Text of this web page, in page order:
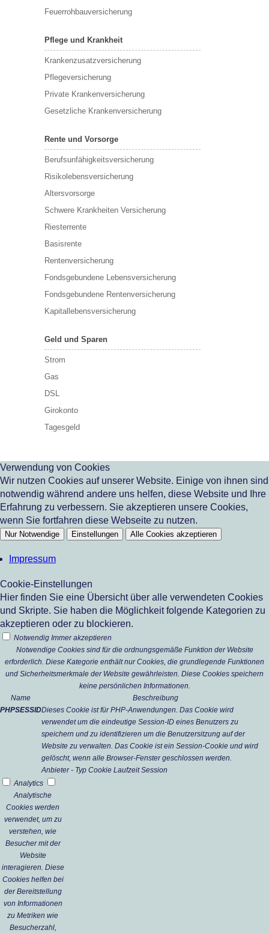
Feuerrohbauversicherung
Pflege und Krankheit
Krankenzusatzversicherung
Pflegeversicherung
Private Krankenversicherung
Gesetzliche Krankenversicherung
Rente und Vorsorge
Berufs­unfähigkeitsversicherung
Risikolebensversicherung
Altersvorsorge
Schwere Krankheiten Versicherung
Riesterrente
Basisrente
Rentenversicherung
Fondsgebundene Lebensversicherung
Fondsgebundene Rentenversicherung
Kapitallebensversicherung
Geld und Sparen
Strom
Gas
DSL
Girokonto
Tagesgeld
Verwendung von Cookies
Wir nutzen Cookies auf unserer Website. Einige von ihnen sind
notwendig während andere uns helfen, diese Website und Ihre
Erfahrung zu verbessern. Sie akzeptieren unsere Cookies,
wenn Sie fortfahren diese Webseite zu nutzen.
Nur Notwendige Einstellungen Alle Cookies akzeptieren
Impressum
Cookie-Einstellungen
Hier finden Sie eine Übersicht über alle verwendeten Cookies
und Skripte. Sie haben die Möglichkeit folgende Kategorien zu
akzeptieren oder zu blockieren.
Notwendig Immer akzeptieren
Notwendige Cookies sind für die ordnungsgemäße Funktion der Website
erforderlich. Diese Kategorie enthält nur Cookies, die grundlegende Funktionen
und Sicherheitsmerkmale der Website gewährleisten. Diese Cookies speichern
keine persönlichen Informationen.
Name
Beschreibung
PHPSESSIDDieses Cookie ist für PHP-Anwendungen. Das Cookie wird
verwendet um die eindeutige Session-ID eines Benutzers zu
speichern und zu identifizieren um die Benutzersitzung auf der
Website zu verwalten. Das Cookie ist ein Session-Cookie und wird
gelöscht, wenn alle Browser-Fenster geschlossen werden.
Anbieter - Typ Cookie Laufzeit Session
Analytics
Analytische
Cookies werden
verwendet, um zu
verstehen, wie
Besucher mit der
Website
interagieren. Diese
Cookies helfen bei
der Bereitstellung
von Informationen
zu Metriken wie
Besucherzahl,